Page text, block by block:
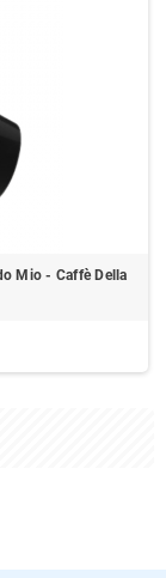
Mio - Caffè Della